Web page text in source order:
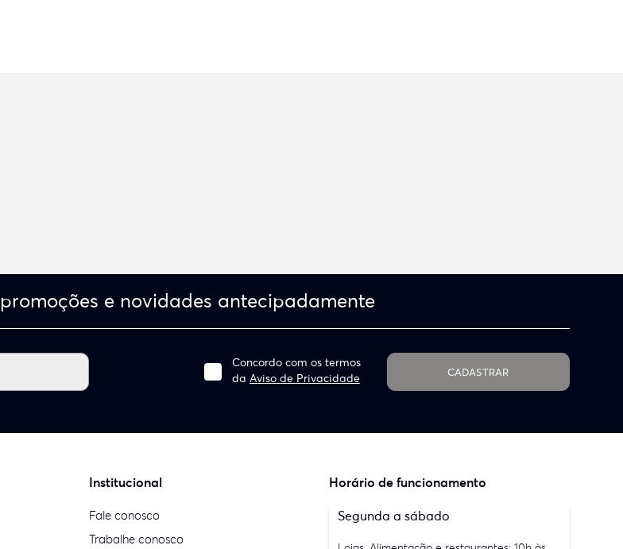
promoções e novidades antecipadamente
Concordo com os termos
da Aviso de Privacidade CADASTRAR
Institucional
Fale conosco
Trabalhe conosco
Horário de funcionamento
Segunda a sábado